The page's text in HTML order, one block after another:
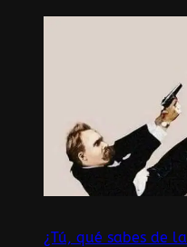
¿Tú, qué sabes de